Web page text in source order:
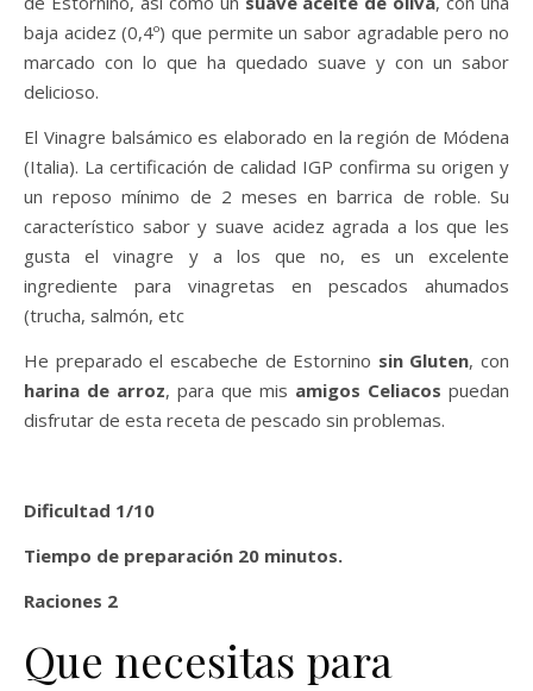
baja acidez (0,4º) que permite un sabor agradable pero no
marcado con lo que ha quedado suave y con un sabor
delicioso.
El Vinagre balsámico es elaborado en la región de Módena
(Italia). La certificación de calidad IGP confirma su origen y
un reposo mínimo de 2 meses en barrica de roble. Su
característico sabor y suave acidez agrada a los que les
gusta el vinagre y a los que no, es un excelente
ingrediente para vinagretas en pescados ahumados
(trucha, salmón, etc
He preparado el escabeche de Estornino sin Gluten, con
harina de arroz, para que mis amigos Celiacos puedan
disfrutar de esta receta de pescado sin problemas.
Dificultad 1/10
Tiempo de preparación 20 minutos.
Raciones 2
Que necesitas para